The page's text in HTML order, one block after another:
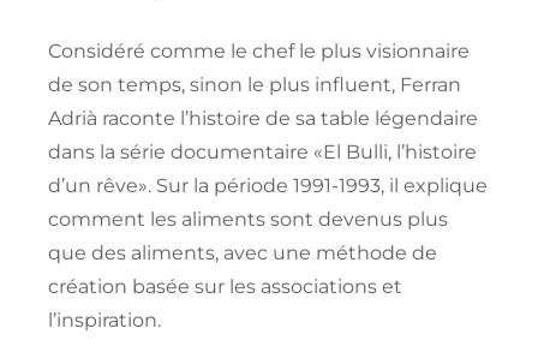
Considéré comme le chef le plus visionnaire
de son temps, sinon le plus influent, Ferran
Adrià raconte l’histoire de sa table légendaire
dans la série documentaire «El Bulli, l’histoire
d’un rêve». Sur la période 1991-1993, il explique
comment les aliments sont devenus plus
que des aliments, avec une méthode de
création basée sur les associations et
l’inspiration.